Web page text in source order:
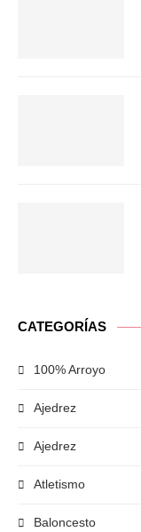
CATEGORÍAS
100% Arroyo
Ajedrez
Ajedrez
Atletismo
Baloncesto